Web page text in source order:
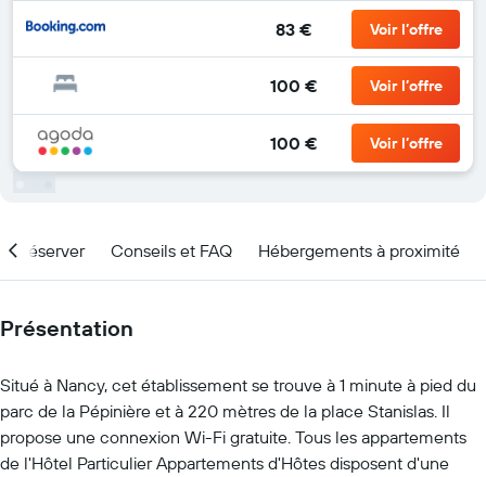
83 € Voir l’offre
100 € Voir l’offre
100 € Voir l’offre
réserver Conseils et FAQ Hébergements à proximité
Présentation
Situé à Nancy, cet établissement se trouve à 1 minute à pied du
parc de la Pépinière et à 220 mètres de la place Stanislas. Il
propose une connexion Wi-Fi gratuite. Tous les appartements
de l'Hôtel Particulier Appartements d'Hôtes disposent d'une